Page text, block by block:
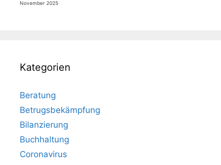
November 2025
Kategorien
Beratung
Betrugsbekämpfung
Bilanzierung
Buchhaltung
Coronavirus